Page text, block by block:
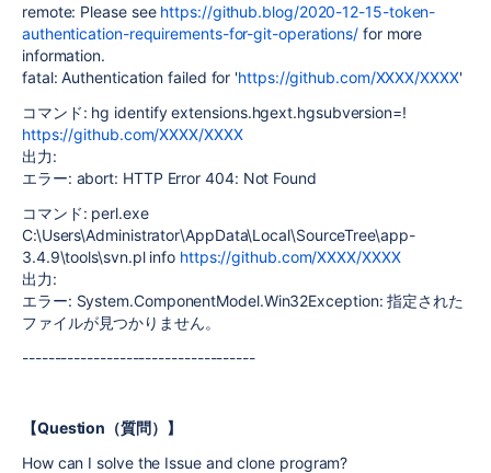
remote: Please see https://github.blog/2020-12-15-token-
authentication-requirements-for-git-operations/ for more
information.
fatal: Authentication failed for 'https://github.com/XXXX/XXXX'
コマンド: hg identify extensions.hgext.hgsubversion=!
https://github.com/XXXX/XXXX
出力:
エラー: abort: HTTP Error 404: Not Found
コマンド: perl.exe
C:\Users\Administrator\AppData\Local\SourceTree\app-
3.4.9\tools\svn.pl info https://github.com/XXXX/XXXX
出力:
エラー: System.ComponentModel.Win32Exception: 指定された
ファイルが見つかりません。
------------------------------------
【Question（質問）】
How can I solve the Issue and clone program?